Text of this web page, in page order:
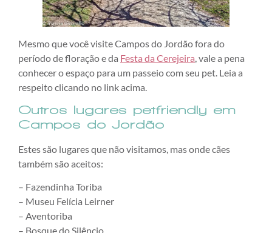
Mesmo que você visite Campos do Jordão fora do
período de floração e da Festa da Cerejeira , vale a pena
conhecer o espaço para um passeio com seu pet. Leia a
respeito clicando no link acima.
Outros lugares petfriendly em
Campos do Jordão
Estes são lugares que não visitamos, mas onde cães
também são aceitos:
– Fazendinha Toriba
– Museu Felícia Leirner
– Aventoriba
– Bosque do Silêncio